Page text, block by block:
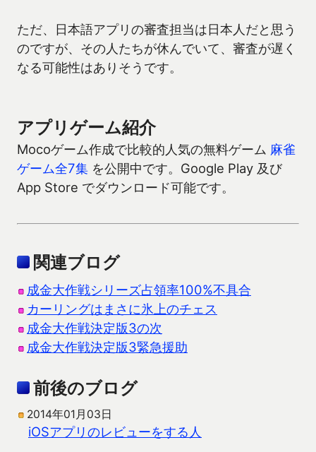
ただ、日本語アプリの審査担当は日本人だと思う
のですが、その人たちが休んでいて、審査が遅く
なる可能性はありそうです。
アプリゲーム紹介
Mocoゲーム作成で比較的人気の無料ゲーム 麻雀
ゲーム全7集 を公開中です。Google Play 及び
App Store でダウンロード可能です。
関連ブログ
成金大作戦シリーズ占領率100%不具合
カーリングはまさに氷上のチェス
成金大作戦決定版3の次
成金大作戦決定版3緊急援助
前後のブログ
2014年01月03日
iOSアプリのレビューをする人